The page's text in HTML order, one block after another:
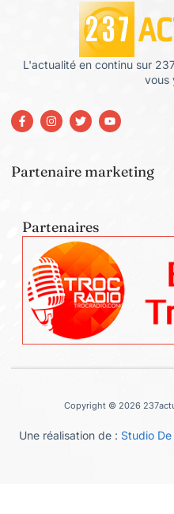
L'actualité en continu sur
vous
Partenaire marketing
Partenaires
Copyright © 2026
Une réalisation de : Studio